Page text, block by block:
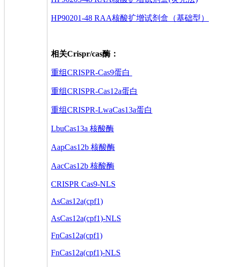
HP90201-48 RAA核酸扩增试剂盒（基础型）
相关Crispr/cas酶：
重组CRISPR-Cas9蛋白
重组CRISPR-Cas12a蛋白
重组CRISPR-LwaCas13a蛋白
LbuCas13a 核酸酶
AapCas12b 核酸酶
AacCas12b 核酸酶
CRISPR Cas9-NLS
AsCas12a(cpf1)
AsCas12a(cpf1)-NLS
FnCas12a(cpf1)
FnCas12a(cpf1)-NLS